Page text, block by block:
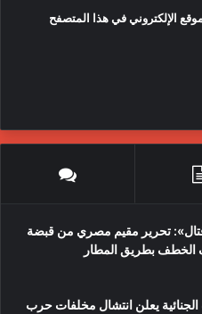
الإلكتروني في هذا المتصفح
144 قتال»: تحرير مقيم مصري من قبضة
الخطف بطريق المطار
الجنائية يعلن انتشال مخلفات حرب